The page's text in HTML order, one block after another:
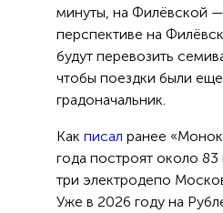
минуты, на Филёвской
перспективе на
будут перевозить
чтобы поездки были
градоначальник.
Как писал ранее
года построят около
три электродепо
Уже в 2026 году на